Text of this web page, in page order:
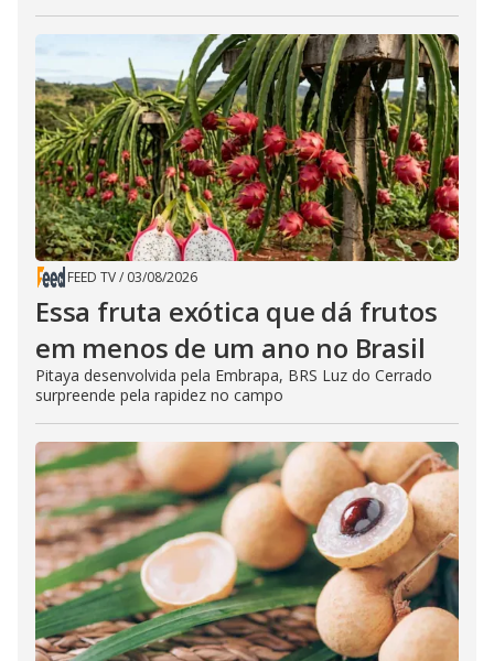
FEED TV/ 03/08/2026
Essa fruta exótica que dá frutos
em menos de um ano no Brasil
Pitaya desenvolvida pela Embrapa, BRS Luz do Cerrado
surpreende pela rapidez no campo